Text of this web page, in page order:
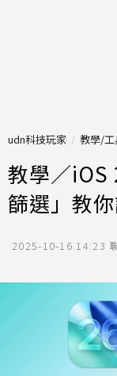
udn科技玩家 教學/工
教學／iOS
篩選」教
2025-10-16 14:23